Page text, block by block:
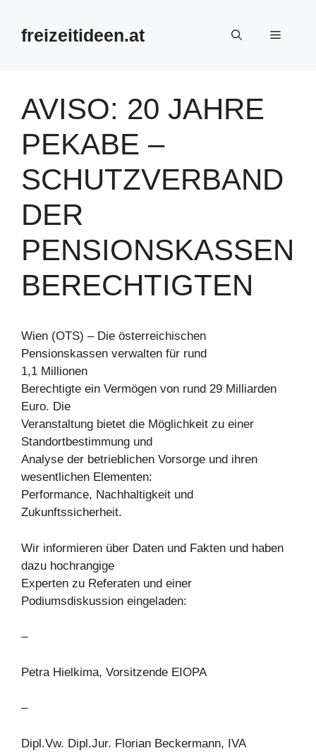
Inhalt
springenfreizeitideen.at Menü
AVISO: 20 JAHRE
PEKABE –
SCHUTZVERBAND
DER
PENSIONSKASSEN
BERECHTIGTEN
Wien (OTS) – Die österreichischen
Pensionskassen verwalten für rund
1,1 Millionen
Berechtigte ein Vermögen von rund 29 Milliarden
Euro. Die
Veranstaltung bietet die Möglichkeit zu einer
Standortbestimmung und
Analyse der betrieblichen Vorsorge und ihren
wesentlichen Elementen:
Performance, Nachhaltigkeit und
Zukunftssicherheit.
Wir informieren über Daten und Fakten und haben
dazu hochrangige
Experten zu Referaten und einer
Podiumsdiskussion eingeladen:
–
Petra Hielkima, Vorsitzende EIOPA
–
Dipl.Vw. Dipl.Jur. Florian Beckermann, IVA